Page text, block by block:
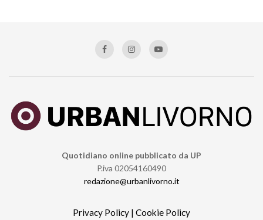
Quotidiano online pubblicato da UP
P.iva 02054160490
redazione@urbanlivorno.it
Privacy Policy | Cookie Policy